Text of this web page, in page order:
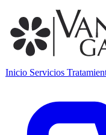
Inicio Servicios